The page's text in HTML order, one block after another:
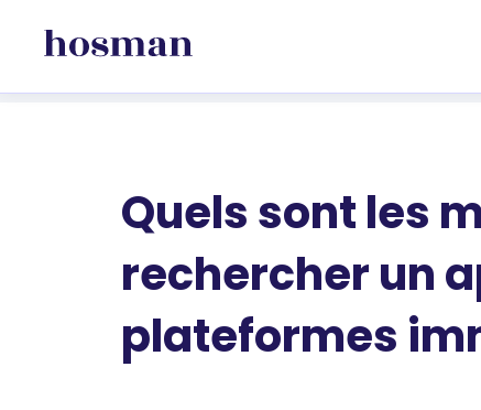
Quels sont les
rechercher un
plateformes